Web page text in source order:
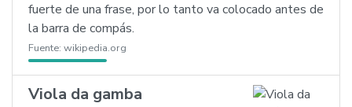
fuerte de una frase, por lo tanto va colocado antes de
la barra de compás.
Fuente: wikipedia.org
Viola da gamba